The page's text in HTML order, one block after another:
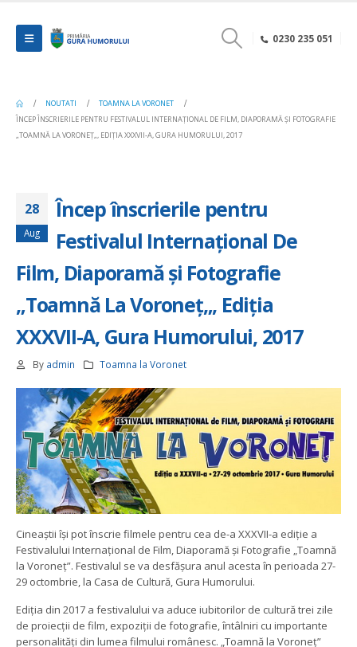
0230 235 051
NOUTATI
TOAMNA LA VORONET
ÎNCEP ÎNSCRIERILE PENTRU FESTIVALUL INTERNAȚIONAL DE FILM, DIAPORAMĂ ȘI FOTOGRAFIE
„TOAMNĂ LA VORONEȚ„, EDIȚIA XXXVII-A, GURA HUMORULUI, 2017
28
Aug
Încep înscrierile pentru
Festivalul Internațional De
Film, Diaporamă și Fotografie
„Toamnă La Voroneț„, Ediția
XXXVII-A, Gura Humorului, 2017
By admin Toamna la Voronet
Cineaștii își pot înscrie filmele pentru cea de-a XXXVII-a ediție a
Festivalului Internațional de Film, Diaporamă și Fotografie „Toamnă
la Voroneț”. Festivalul se va desfășura anul acesta în perioada 27-
29 octombrie, la Casa de Cultură, Gura Humorului.
Ediția din 2017 a festivalului va aduce iubitorilor de cultură trei zile
de proiecții de film, expoziții de fotografie, întâlniri cu importante
personalități din lumea filmului românesc. „Toamnă la Voroneț”